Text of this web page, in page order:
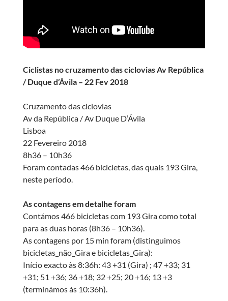
Ciclistas no cruzamento das ciclovias Av República
/ Duque d’Ávila – 22 Fev 2018
Cruzamento das ciclovias
Av da República / Av Duque D’Ávila
Lisboa
22 Fevereiro 2018
8h36 – 10h36
Foram contadas 466 bicicletas, das quais 193 Gira,
neste período.
As contagens em detalhe foram
Contámos 466 bicicletas com 193 Gira como total
para as duas horas (8h36 – 10h36).
As contagens por 15 min foram (distinguimos
bicicletas_não_Gira e bicicletas_Gira):
Início exacto às 8:36h: 43 +31 (Gira) ; 47 +33; 31
+31; 51 +36; 36 +18; 32 +25; 20 +16; 13 +3
(terminámos às 10:36h).